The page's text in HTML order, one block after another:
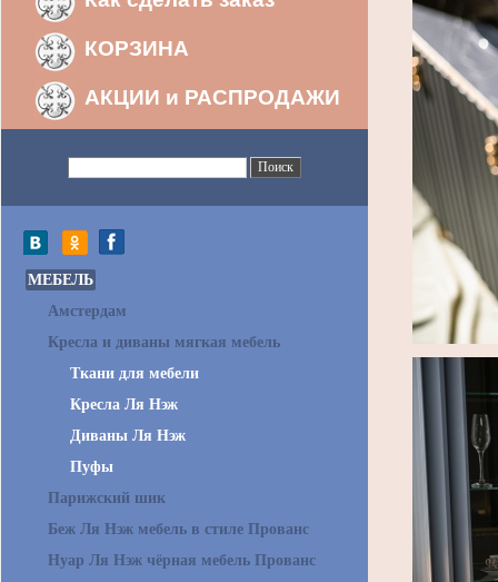
КОРЗИНА
АКЦИИ и РАСПРОДАЖИ
МЕБЕЛЬ
Амстердам
Кресла и диваны мягкая мебель
Ткани для мебели
Кресла Ля Нэж
Диваны Ля Нэж
Пуфы
Парижский шик
Беж Ля Нэж мебель в стиле Прованс
Нуар Ля Нэж чёрная мебель Прованс